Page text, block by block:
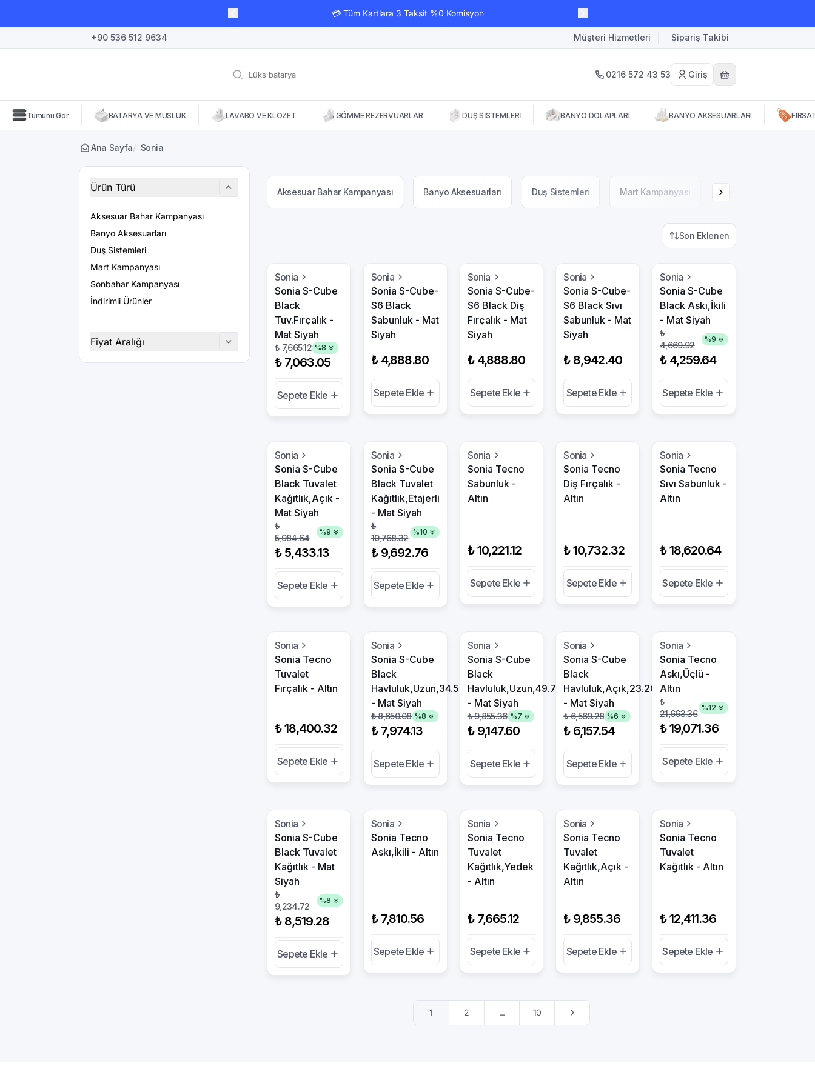
💳 Tüm Kartlara 3 Taksit %0 Komisyon
+90 536 512 9634 Müşteri Hizmetleri Sipariş Takibi
0216 572 43 53 Giriş
Tümünü Gör BATARYA VE MUSLUK LAVABO VE KLOZET GÖMME REZERVUARLAR DUŞ SİSTEMLERİ BANYO DOLAPLARI BANYO AKSESUARLARI
Ana Sayfa/ Sonia
Ürün Türü
Aksesuar Bahar Kampanyası
Banyo Aksesuarları
Duş Sistemleri
Mart Kampanyası
Sonbahar Kampanyası
İndirimli Ürünler
Fiyat Aralığı
Aksesuar Bahar Kampanyası Banyo Aksesuarları Duş Sistemleri Mart Kampanyası Sonbahar Kampanyası
Son Eklenen
Sonia
Sonia S-Cube
Black
Tuv.Fırçalık -
Mat Siyah
₺ 7,665.12 %8
₺ 7,063.05
Sepete Ekle
Sonia
Sonia S-Cube-
S6 Black
Sabunluk - Mat
Siyah
₺ 4,888.80
Sepete Ekle
Sonia
Sonia S-Cube-
S6 Black Diş
Fırçalık - Mat
Siyah
₺ 4,888.80
Sepete Ekle
Sonia
Sonia S-Cube-
S6 Black Sıvı
Sabunluk - Mat
Siyah
₺ 8,942.40
Sepete Ekle
Sonia
Sonia S-Cube
Black Askı,İkili
- Mat Siyah
₺
4,669.92
%9
₺ 4,259.64
Sepete Ekle
Sonia
Sonia S-Cube
Black Tuvalet
Kağıtlık,Açık -
Mat Siyah
₺
5,984.64
%9
₺ 5,433.13
Sepete Ekle
Sonia
Sonia S-Cube
Black Tuvalet
Kağıtlık,Etajerli
- Mat Siyah
₺
10,768.32
%10
₺ 9,692.76
Sepete Ekle
Sonia
Sonia Tecno
Sabunluk -
Altın
₺ 10,221.12
Sepete Ekle
Sonia
Sonia Tecno
Diş Fırçalık -
Altın
₺ 10,732.32
Sepete Ekle
Sonia
Sonia Tecno
Sıvı Sabunluk -
Altın
₺ 18,620.64
Sepete Ekle
Sonia
Sonia Tecno
Tuvalet
Fırçalık - Altın
₺ 18,400.32
Sepete Ekle
Sonia
Sonia S-Cube
Black
Havluluk,Uzun,34.5Cm
- Mat Siyah
₺ 8,650.08 %8
₺ 7,974.13
Sepete Ekle
Sonia
Sonia S-Cube
Black
Havluluk,Uzun,49.7Cm
- Mat Siyah
₺ 9,855.36 %7
₺ 9,147.60
Sepete Ekle
Sonia
Sonia S-Cube
Black
Havluluk,Açık,23.2Cm
- Mat Siyah
₺ 6,569.28 %6
₺ 6,157.54
Sepete Ekle
Sonia
Sonia Tecno
Askı,Üçlü -
Altın
₺
21,663.36
%12
₺ 19,071.36
Sepete Ekle
Sonia
Sonia S-Cube
Black Tuvalet
Kağıtlık - Mat
Siyah
₺
9,234.72
%8
₺ 8,519.28
Sepete Ekle
Sonia
Sonia Tecno
Askı,İkili - Altın
₺ 7,810.56
Sepete Ekle
Sonia
Sonia Tecno
Tuvalet
Kağıtlık,Yedek
- Altın
₺ 7,665.12
Sepete Ekle
Sonia
Sonia Tecno
Tuvalet
Kağıtlık,Açık -
Altın
₺ 9,855.36
Sepete Ekle
Sonia
Sonia Tecno
Tuvalet
Kağıtlık - Altın
₺ 12,411.36
Sepete Ekle
1 2 ... 10